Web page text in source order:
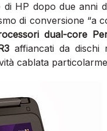
HP dopo due anni
di conversione “a
dual-core
affiancati da
cablata